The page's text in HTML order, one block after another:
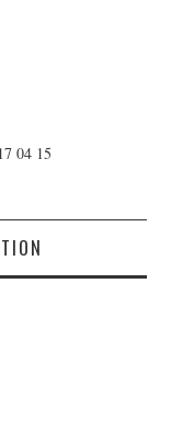
04 15